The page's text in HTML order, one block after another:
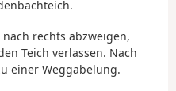
rechts abzweigen,
Teich verlassen. Nach
einer Weggabelung.